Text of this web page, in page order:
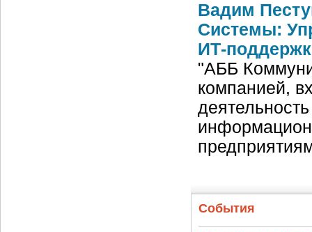
Вадим
Системы:
ИТ-
"АББ
компанией,
События